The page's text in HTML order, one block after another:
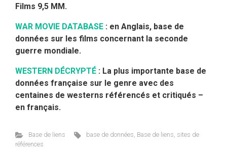
Films 9,5 MM.
WAR MOVIE DATABASE : en Anglais, base de
données sur les films concernant la seconde
guerre mondiale.
WESTERN DÉCRYPTÉ : La plus importante base de
données française sur le genre avec des
centaines de westerns référencés et critiqués –
en français.
Base de liens base de données, Base de liens, sites de
références